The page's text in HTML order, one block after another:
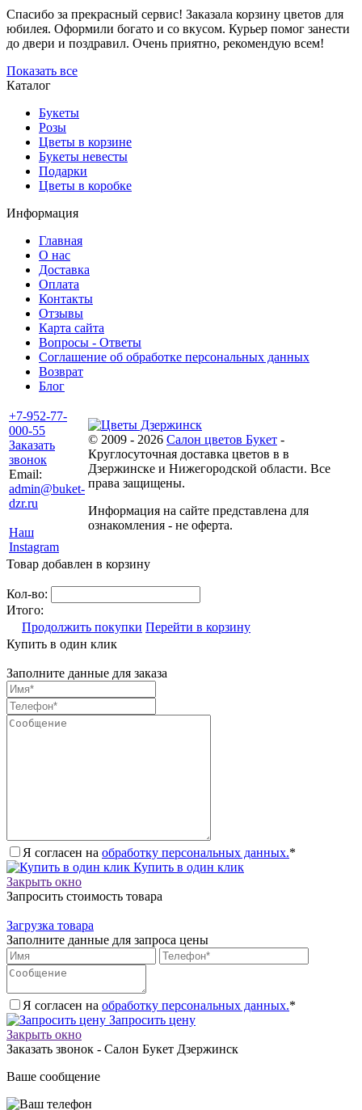
Спасибо за прекрасный сервис! Заказала корзину цветов для
юбилея. Оформили богато и со вкусом. Курьер помог занести
до двери и поздравил. Очень приятно, рекомендую всем!
Показать все
Каталог
Букеты
Розы
Цветы в корзине
Букеты невесты
Подарки
Цветы в коробке
Информация
Главная
О нас
Доставка
Оплата
Контакты
Отзывы
Карта сайта
Вопросы - Ответы
Соглашение об обработке персональных данных
Возврат
Блог
+7-952-77-
000-55
Заказать
звонок
Email:
admin@buket-
dzr.ru
Наш
Instagram
© 2009 - 2026 Салон цветов Букет -
Круглосуточная доставка цветов в в
Дзержинске и Нижегородской области. Все
права защищены.
Информация на сайте представлена для
ознакомления - не оферта.
Товар добавлен в корзину
Кол-во:
Итого:
Продолжить покупки Перейти в корзину
Купить в один клик
Заполните данные для заказа
Я согласен на обработку персональных данных.*
Купить в один клик
Закрыть окно
Запросить стоимость товара
Загрузка товара
Заполните данные для запроса цены
Я согласен на обработку персональных данных.*
Запросить цену
Закрыть окно
Заказать звонок - Салон Букет Дзержинск
Ваше сообщение